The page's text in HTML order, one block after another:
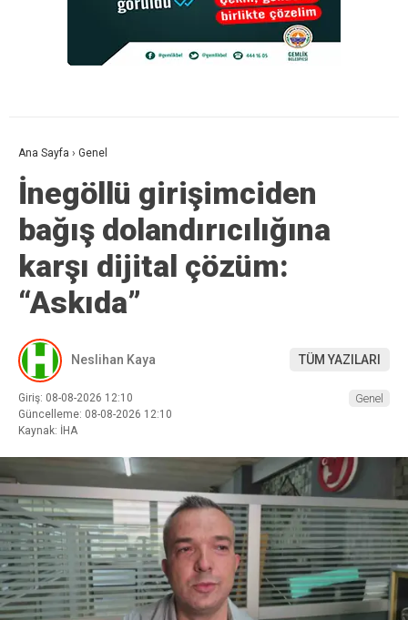
Ana Sayfa › Genel
İnegöllü girişimciden
bağış dolandırıcılığına
karşı dijital çözüm:
“Askıda”
Neslihan Kaya TÜM YAZILARI
Giriş: 08-08-2026 12:10
Güncelleme: 08-08-2026 12:10
Kaynak: İHA
Genel